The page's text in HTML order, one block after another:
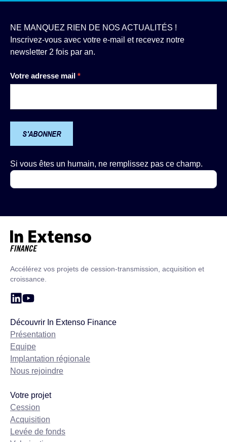
NE MANQUEZ RIEN DE NOS ACTUALITÉS !
Inscrivez-vous avec votre e-mail et recevez notre
newsletter 2 fois par an.
Votre adresse mail *
S'ABONNER
Si vous êtes un humain, ne remplissez pas ce champ.
Accélérez vos projets de cession-transmission, acquisition et
croissance.
Découvrir In Extenso Finance
Présentation
Equipe
Implantation régionale
Nous rejoindre
Votre projet
Cession
Acquisition
Levée de fonds